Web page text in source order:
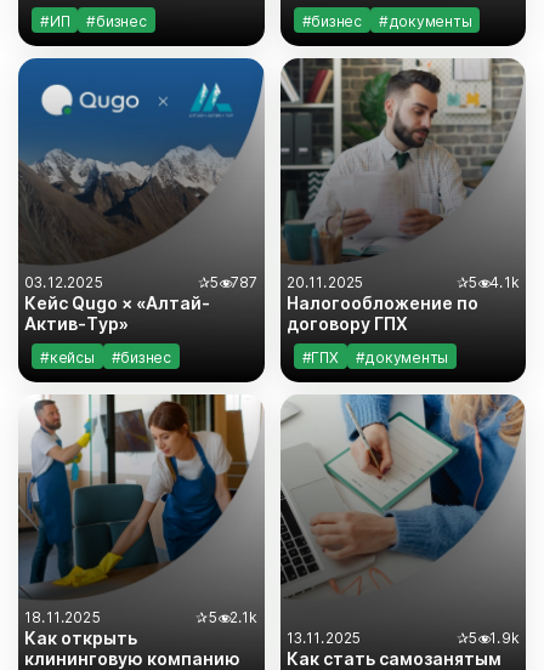
#ИП
#бизнес
#документы
#инструкции
#бизнес
#документы
#законодательство
#инструкции
#налоги
03.12.2025 ✰5 787
Кейс Qugo × «Алтай-
Актив-Тур»
#кейсы
#бизнес
#документы
#законодательство
20.11.2025 ✰5 4.1k
Налогообложение по
договору ГПХ
#ГПХ
#документы
#законодательство
#инструкции
#бизнес
18.11.2025 ✰5 2.1k
Как открыть
клининговую компанию
13.11.2025 ✰5 1.9k
Как стать самозанятым